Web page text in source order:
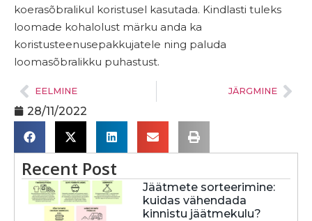
koerasõbralikul koristusel kasutada. Kindlasti tuleks
loomade kohalolust märku anda ka
koristusteenusepakkujatele ning paluda
loomasõbralikku puhastust.
EELMINE JÄRGMINE
28/11/2022
Recent Post
Jäätmete sorteerimine:
kuidas vähendada
kinnistu jäätmekulu?